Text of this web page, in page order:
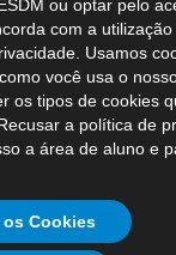
Youtube
Instagram
Linkedin
>> Quem somos |
de privacidade |
ou optar pelo
com a
Usamos
você usa o
os tipos de cookies
Recusar a política de
a área de aluno e
Cookies